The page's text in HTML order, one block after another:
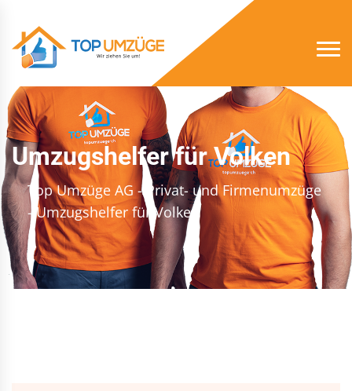
Umzugshelfer für Volken
Top Umzüge AG - Privat- und Firmenumzüge
- Umzugshelfer für Volken